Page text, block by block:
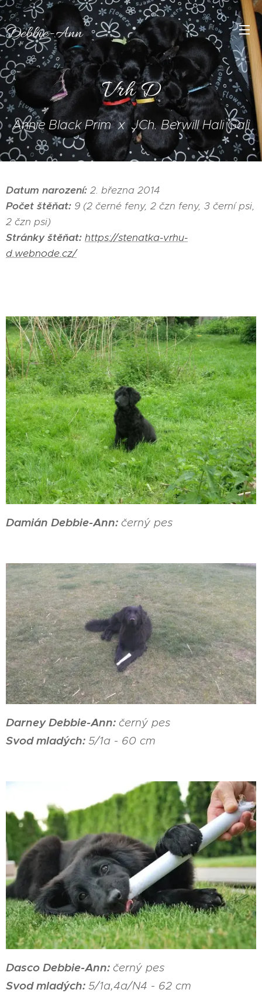
Debbie-Ann
Vrh D
Annie Black Prim x JCh. Berwill Hali Gali
Datum narození: 2. března 2014
Počet štěňat: 9 (2 černé feny, 2 čzn feny, 3 černí psi,
2 čzn psi)
Stránky štěňat: https://stenatka-vrhu-
d.webnode.cz/
Damián Debbie-Ann: černý pes
Darney Debbie-Ann: černý pes
Svod mladých: 5/1a - 60 cm
Dasco Debbie-Ann: černý pes
Svod mladých: 5/1a,4a/N4 - 62 cm